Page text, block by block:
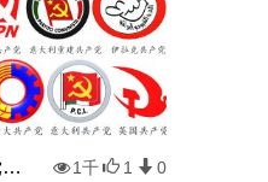
现代世界各国共产党徽章 1千 1 0